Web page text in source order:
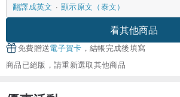
翻譯成英文
顯示原文（泰文）
看其他商品
免費贈送電子賀卡 ，結帳完成後填寫
商品已絕版，請重新選取其他商品